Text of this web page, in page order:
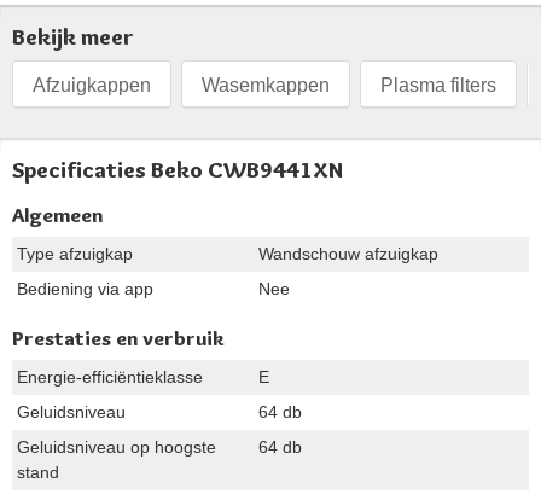
Bekijk meer
Afzuigkappen Wasemkappen Plasma filters
Specificaties Beko CWB9441XN
Algemeen
Type afzuigkap
Wandschouw afzuigkap
Bediening via app
Nee
Prestaties en verbruik
Energie-efficiëntieklasse
E
Geluidsniveau
64 db
Geluidsniveau op hoogste
stand
64 db